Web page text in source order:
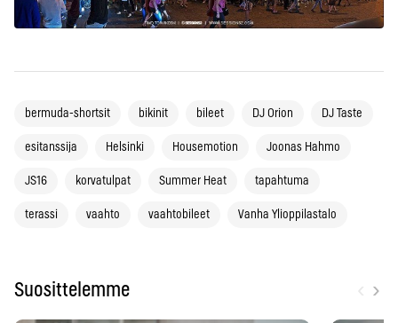
bermuda-shortsit bikinit bileet DJ Orion DJ Taste
esitanssija Helsinki Housemotion Joonas Hahmo
JS16 korvatulpat Summer Heat tapahtuma
terassi vaahto vaahtobileet Vanha Ylioppilastalo
Suosittelemme ›